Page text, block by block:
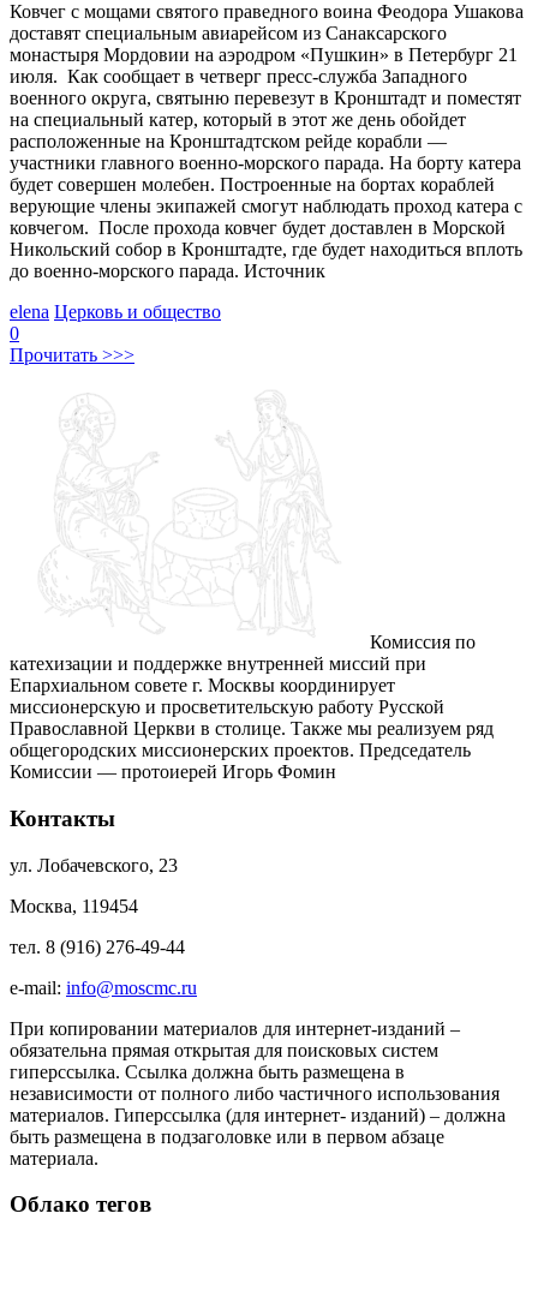
Ковчег с мощами святого праведного воина Феодора Ушакова
доставят специальным авиарейсом из Санаксарского
монастыря Мордовии на аэродром «Пушкин» в Петербург 21
июля. Как сообщает в четверг пресс-служба Западного
военного округа, святыню перевезут в Кронштадт и поместят
на специальный катер, который в этот же день обойдет
расположенные на Кронштадтском рейде корабли —
участники главного военно-морского парада. На борту катера
будет совершен молебен. Построенные на бортах кораблей
верующие члены экипажей смогут наблюдать проход катера с
ковчегом. После прохода ковчег будет доставлен в Морской
Никольский собор в Кронштадте, где будет находиться вплоть
до военно-морского парада. Источник
elena Церковь и общество
0
Прочитать >>>
Комиссия по
катехизации и поддержке внутренней миссий при
Епархиальном совете г. Москвы координирует
миссионерскую и просветительскую работу Русской
Православной Церкви в столице. Также мы реализуем ряд
общегородских миссионерских проектов. Председатель
Комиссии — протоиерей Игорь Фомин
Контакты
ул. Лобачевского, 23
Москва, 119454
тел. 8 (916) 276-49-44
e-mail: info@moscmc.ru
При копировании материалов для интернет-изданий –
обязательна прямая открытая для поисковых систем
гиперссылка. Ссылка должна быть размещена в
независимости от полного либо частичного использования
материалов. Гиперссылка (для интернет- изданий) – должна
быть размещена в подзаголовке или в первом абзаце
материала.
Облако тегов